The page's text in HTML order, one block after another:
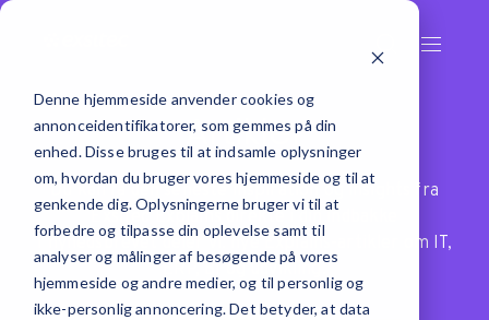
Denne hjemmeside anvender cookies og
annonceidentifikatorer, som gemmes på din
enhed. Disse bruges til at indsamle oplysninger
om, hvordan du bruger vores hjemmeside og til at
genkende dig. Oplysningerne bruger vi til at
forbedre og tilpasse din oplevelse samt til
analyser og målinger af besøgende på vores
hjemmeside og andre medier, og til personlig og
ikke-personlig annoncering. Det betyder, at data
Artikler
Du kan få den seneste inspiration og insights fra
Exsitec Explains direkte i din indbakke
I nyhedsbrevet deler vi: nye Explains-artikler om IT,
ERP, BI og udvikling.